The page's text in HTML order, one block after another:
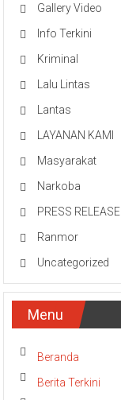
Gallery Video
Info Terkini
Kriminal
Lalu Lintas
Lantas
LAYANAN KAMI
Masyarakat
Narkoba
PRESS RELEASE
Ranmor
Uncategorized
Menu
Beranda
Berita Terkini